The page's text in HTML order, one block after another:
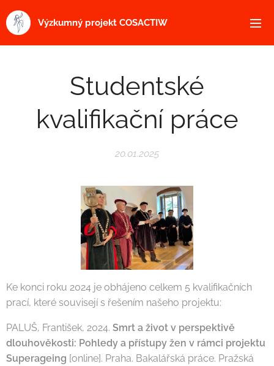
Výzkumný projekt COSACTIW
Studentské
kvalifikační práce
20.01.2025
Ke konci roku 2024 je obhájeno celkem 5 kvalifikačních
prací, které souvisejí s řešením našeho projektu:
PALUŠ, František, 2024. Smrt a život v perspektivě
dlouhověkosti: Pohledy a přístupy žen v rámci projektu
Superageing [online]. Praha. Bakalářská práce. Pražská